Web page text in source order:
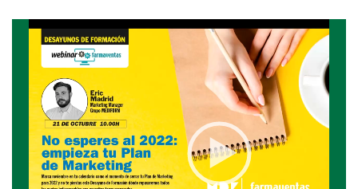
Desayunos de Formación: No esperes al 2022: empieza tu
Plan de Marketing
Video